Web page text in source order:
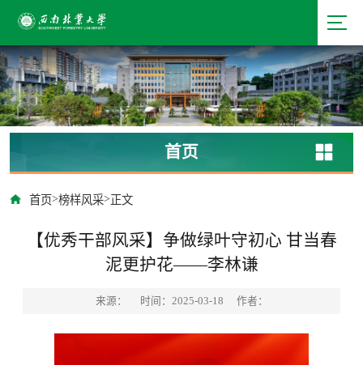
首页
首页>榜样风采>正文
【优秀干部风采】争做绿叶守初心 甘当春
泥更护花——李林谦
来源： 时间：2025-03-18 作者：